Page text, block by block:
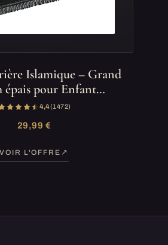
Islamique – Grand
épais pour Enfant…
4,4(1 472)
29,99 €
VOIR L'OFFRE